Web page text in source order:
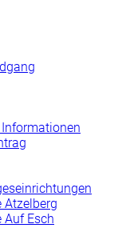
Atzelberg
Auf Esch